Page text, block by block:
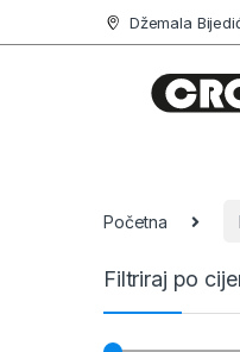
Džemala
Početna
Filtriraj po